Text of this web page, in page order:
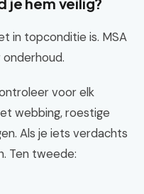
in topconditie is. MSA
voor elk
webbing, roestige
Als je iets verdachts
Ten tweede: